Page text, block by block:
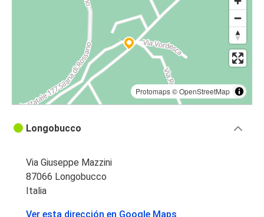
Protomaps©OpenStreetMap
Longobucco
Via Giuseppe Mazzini
87066 Longobucco
Italia
Ver esta dirección en Google Maps